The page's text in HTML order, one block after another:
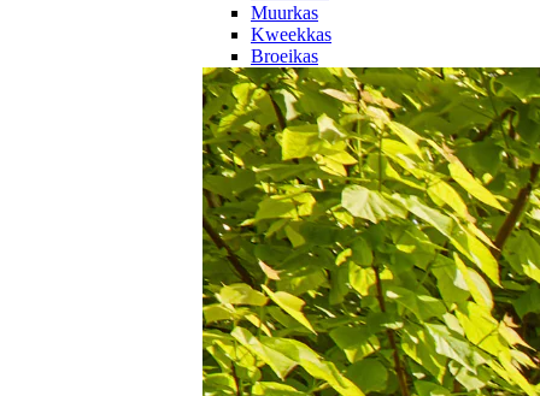
Muurkas
Kweekkas
Broeikas